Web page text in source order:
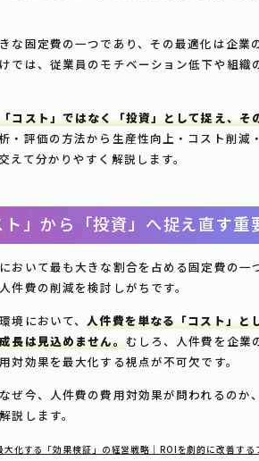
な固定費の一つであり、その最適化は企業
では、従業員のモチベーション低下や組織
コスト」ではなく「投資」として捉え、そ
・評価の方法から生産性向上・コスト削減
えて分かりやすく解説します。
」から「投資」へ捉え直す重
おいて最も大きな割合を占める固定費の一
件費の削減を検討しがちです。
境において、人件費を単なる「コスト」と
長は見込めません。むしろ、人件費を企業
対効果を最大化する視点が不可欠です。
ぜ今、人件費の費用対効果が問われるのか
説します。
大化する「効果検証」の経営戦略｜ROIを劇的に改善する